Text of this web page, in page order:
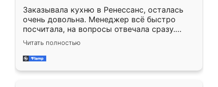
Заказывала кухню в Ренессанс, осталась
очень довольна. Менеджер всё быстро
посчитала, на вопросы отвечала сразу.
Замерщик приехал в субботу, подошёл к
делу со всей ответственностью. Собрали
за день, ребята работали аккуратно, даже
Читать полностью